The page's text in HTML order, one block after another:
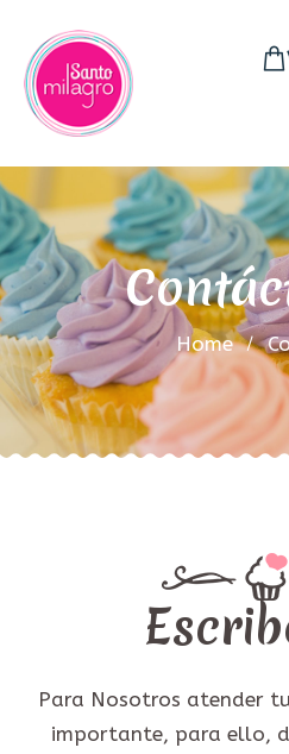
Home
Para Nosotros atender
importante, para ello,